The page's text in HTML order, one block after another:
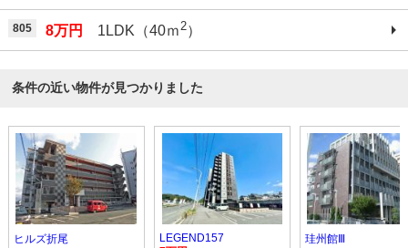
805 8万円 1LDK（40ｍ2）
条件の近い物件が見つかりました
ヒルズ折尾
LEGEND157
珪州館Ⅲ